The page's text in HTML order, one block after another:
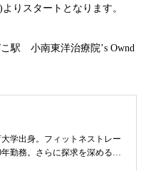
りスタートとなります。
駅 小南東洋治療院’s Ownd
学出身。フィットネストレー
勤務。さらに探求を深めるべ